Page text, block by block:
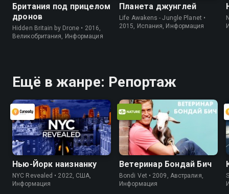
Британия под прицелом
дронов
Hidden Britain by Drone • 2016,
Великобритания, Информация
Планета джунглей
Life Awakens - Jungle Planet •
2015, Испания, Информация
Ещё в жанре: Репортаж
Нью-Йорк наизнанку
NYC Revealed • 2022, США,
Информация
Ветеринар Бондай Бич
Bondi Vet • 2009, Австралия,
Информация